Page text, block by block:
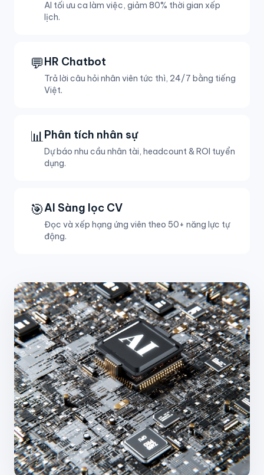
AI tối ưu ca làm việc, giảm 80% thời gian xếp
lịch.
💬HR Chatbot
Trả lời câu hỏi nhân viên tức thì, 24/7 bằng tiếng
Việt.
📊Phân tích nhân sự
Dự báo nhu cầu nhân tài, headcount & ROI tuyển
dụng.
🎯AI Sàng lọc CV
Đọc và xếp hạng ứng viên theo 50+ năng lực tự
động.